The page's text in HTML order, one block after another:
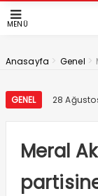
MENÜ
Anasayfa > Genel >
GENEL 28
Meral